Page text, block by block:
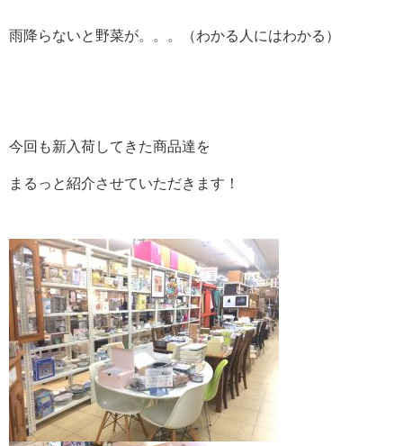
雨降らないと野菜が。。。（わかる人にはわかる）
今回も新入荷してきた商品達を
まるっと紹介させていただきます！